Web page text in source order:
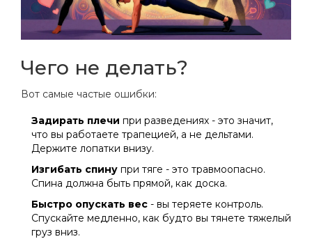
Чего не делать?
Вот самые частые ошибки:
Задирать плечи при разведениях - это значит,
что вы работаете трапецией, а не дельтами.
Держите лопатки внизу.
Изгибать спину при тяге - это травмоопасно.
Спина должна быть прямой, как доска.
Быстро опускать вес - вы теряете контроль.
Спускайте медленно, как будто вы тянете тяжелый
груз вниз.